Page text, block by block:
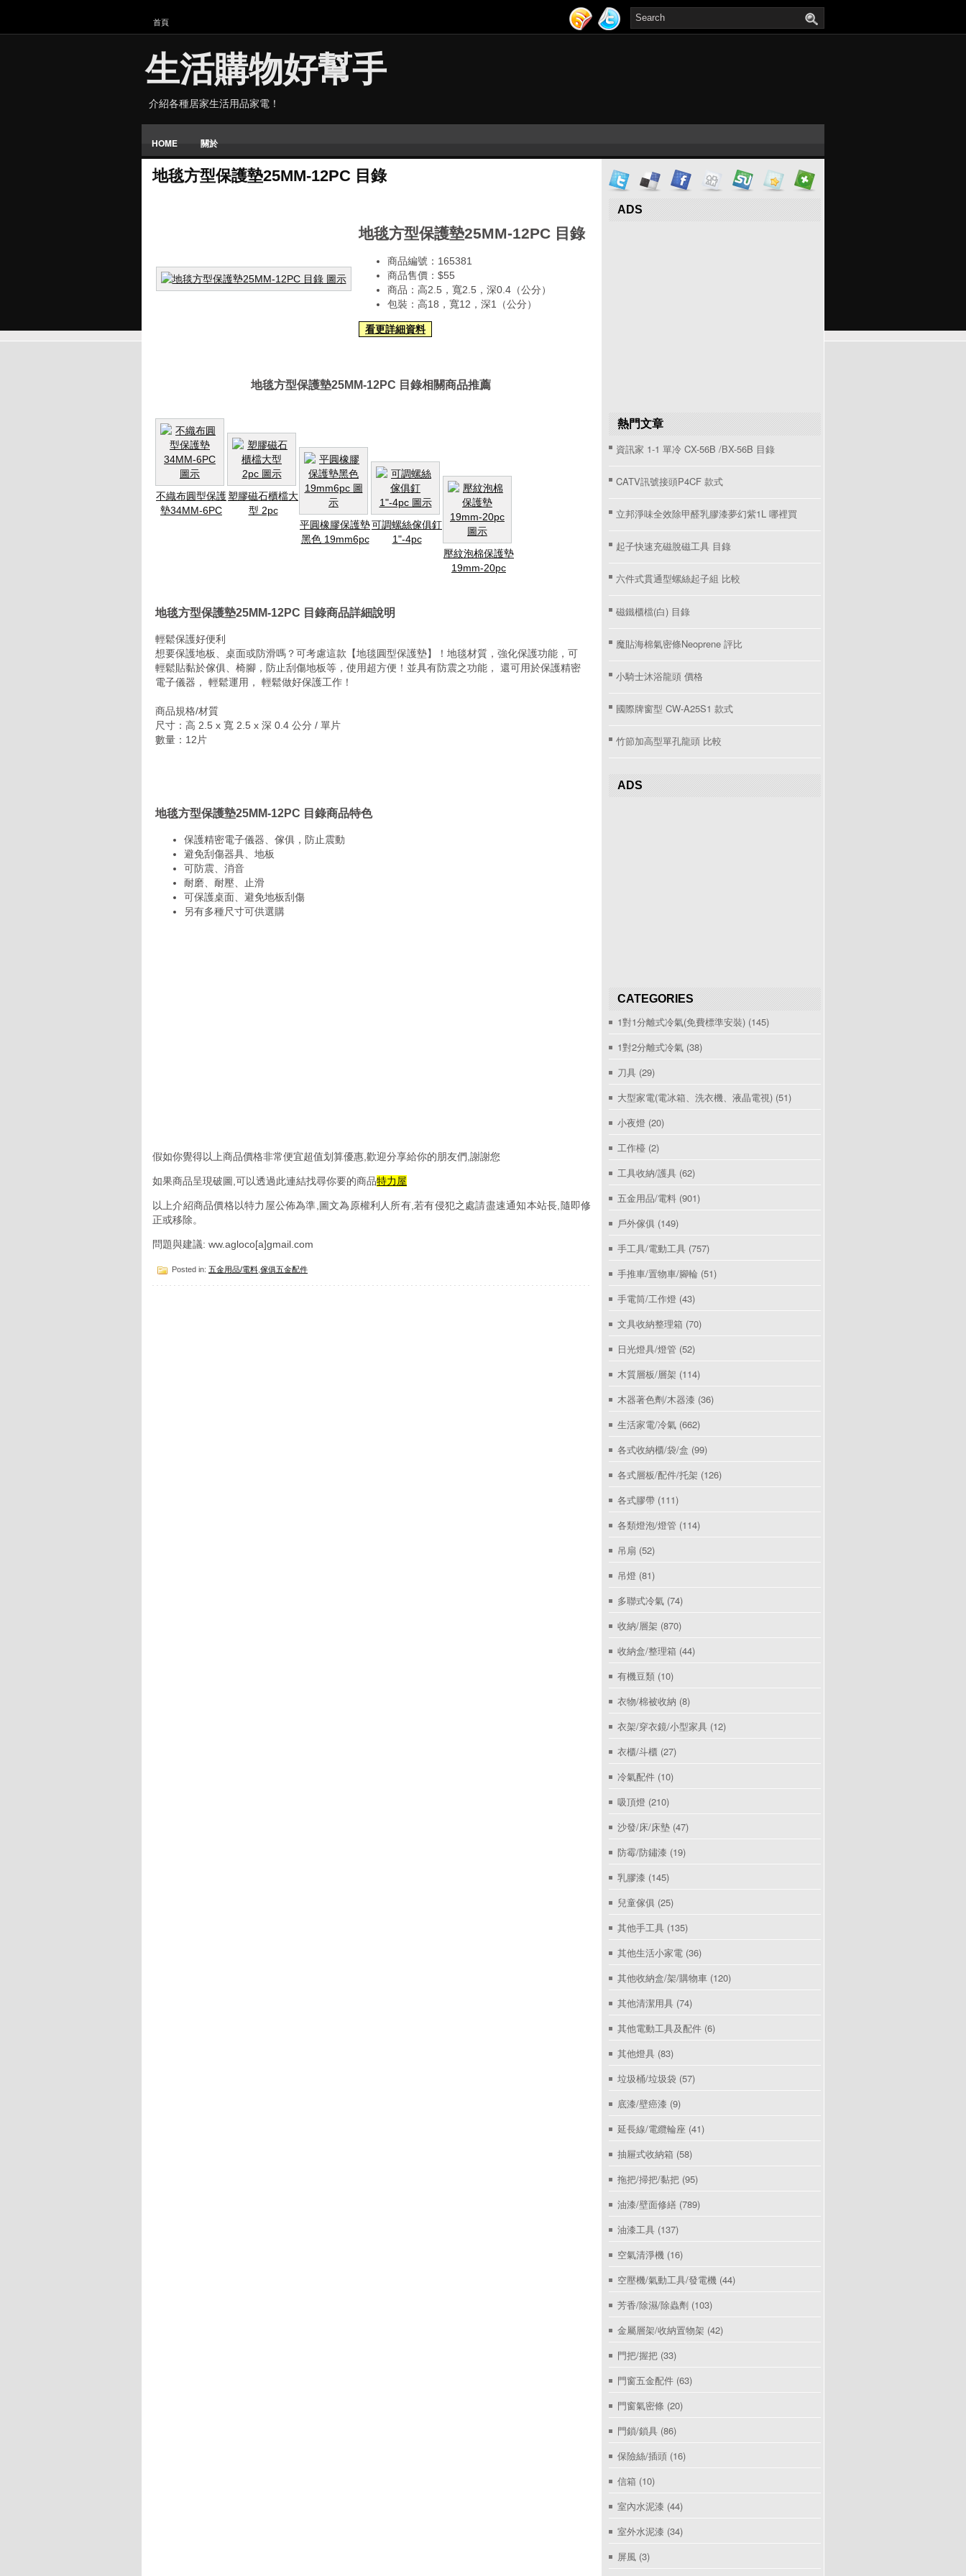
首頁
生活購物好幫手
介紹各種居家生活用品家電！
HOME 關於
地毯方型保護墊25MM-12PC 目錄
地毯方型保護墊25MM-12PC 目錄
商品編號：165381
商品售價：$55
商品：高2.5，寬2.5，深0.4（公分）
包裝：高18，寬12，深1（公分）
看更詳細資料
地毯方型保護墊25MM-12PC 目錄相關商品推薦
不織布圓型保護
墊34MM-6PC
塑膠磁石櫃檔大
型 2pc
平圓橡膠保護墊
黑色 19mm6pc
可調螺絲傢俱釘
1"-4pc
壓紋泡棉保護墊
19mm-20pc
地毯方型保護墊25MM-12PC 目錄商品詳細說明
輕鬆保護好便利
想要保護地板、桌面或防滑嗎？可考慮這款【地毯圓型保護墊】！地毯材質，強化保護功能，可
輕鬆貼黏於傢俱、椅腳，防止刮傷地板等，使用超方便！並具有防震之功能， 還可用於保護精密
電子儀器， 輕鬆運用， 輕鬆做好保護工作！
商品規格/材質
尺寸：高 2.5 x 寬 2.5 x 深 0.4 公分 / 單片
數量：12片
地毯方型保護墊25MM-12PC 目錄商品特色
保護精密電子儀器、傢俱，防止震動
避免刮傷器具、地板
可防震、消音
耐磨、耐壓、止滑
可保護桌面、避免地板刮傷
另有多種尺寸可供選購
假如你覺得以上商品價格非常便宜超值划算優惠,歡迎分享給你的朋友們,謝謝您
如果商品呈現破圖,可以透過此連結找尋你要的商品特力屋
以上介紹商品價格以特力屋公佈為準,圖文為原權利人所有,若有侵犯之處請盡速通知本站長,隨即修
正或移除。
問題與建議: ww.agloco[a]gmail.com
Posted in: 五金用品/電料 傢俱五金配件
ADS
熱門文章
資訊家 1-1 單冷 CX-56B /BX-56B 目錄
CATV訊號接頭P4CF 款式
立邦淨味全效除甲醛乳膠漆夢幻紫1L 哪裡買
起子快速充磁脫磁工具 目錄
六件式貫通型螺絲起子組 比較
磁鐵櫃檔(白) 目錄
魔貼海棉氣密條Neoprene 評比
小騎士沐浴龍頭 價格
國際牌窗型 CW-A25S1 款式
竹節加高型單孔龍頭 比較
ADS
CATEGORIES
1對1分離式冷氣(免費標準安裝) (145)
1對2分離式冷氣 (38)
刀具 (29)
大型家電(電冰箱、洗衣機、液晶電視) (51)
小夜燈 (20)
工作檯 (2)
工具收納/護具 (62)
五金用品/電料 (901)
戶外傢俱 (149)
手工具/電動工具 (757)
手推車/置物車/腳輪 (51)
手電筒/工作燈 (43)
文具收納整理箱 (70)
日光燈具/燈管 (52)
木質層板/層架 (114)
木器著色劑/木器漆 (36)
生活家電/冷氣 (662)
各式收納櫃/袋/盒 (99)
各式層板/配件/托架 (126)
各式膠帶 (111)
各類燈泡/燈管 (114)
吊扇 (52)
吊燈 (81)
多聯式冷氣 (74)
收納/層架 (870)
收納盒/整理箱 (44)
有機豆類 (10)
衣物/棉被收納 (8)
衣架/穿衣鏡/小型家具 (12)
衣櫃/斗櫃 (27)
冷氣配件 (10)
吸頂燈 (210)
沙發/床/床墊 (47)
防霉/防鏽漆 (19)
乳膠漆 (145)
兒童傢俱 (25)
其他手工具 (135)
其他生活小家電 (36)
其他收納盒/架/購物車 (120)
其他清潔用具 (74)
其他電動工具及配件 (6)
其他燈具 (83)
垃圾桶/垃圾袋 (57)
底漆/壁癌漆 (9)
延長線/電纜輪座 (41)
抽屜式收納箱 (58)
拖把/掃把/黏把 (95)
油漆/壁面修繕 (789)
油漆工具 (137)
空氣清淨機 (16)
空壓機/氣動工具/發電機 (44)
芳香/除濕/除蟲劑 (103)
金屬層架/收納置物架 (42)
門把/握把 (33)
門窗五金配件 (63)
門窗氣密條 (20)
門鎖/鎖具 (86)
保險絲/插頭 (16)
信箱 (10)
室內水泥漆 (44)
室外水泥漆 (34)
屏風 (3)